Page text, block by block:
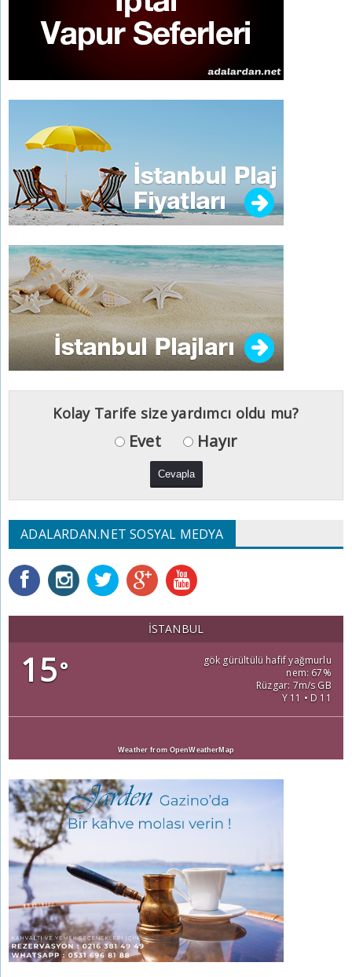
Kolay Tarife size yardımcı oldu mu?
Evet Hayır
ADALARDAN.NET SOSYAL MEDYA
İSTANBUL
15°
gök gürültülü hafif yağmurlu
nem: 67%
Rüzgar: 7m/s GB
Y 11 • D 11
Weather from OpenWeatherMap